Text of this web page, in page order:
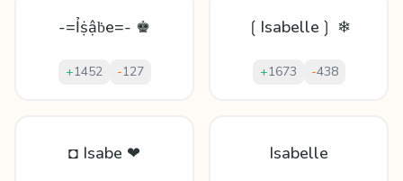
-=Ỉṩậḃe=- ♚
+1452 -127
❲Isabelle❳ ❄
+1673 -438
◘ Isabe ❤ Isabelle